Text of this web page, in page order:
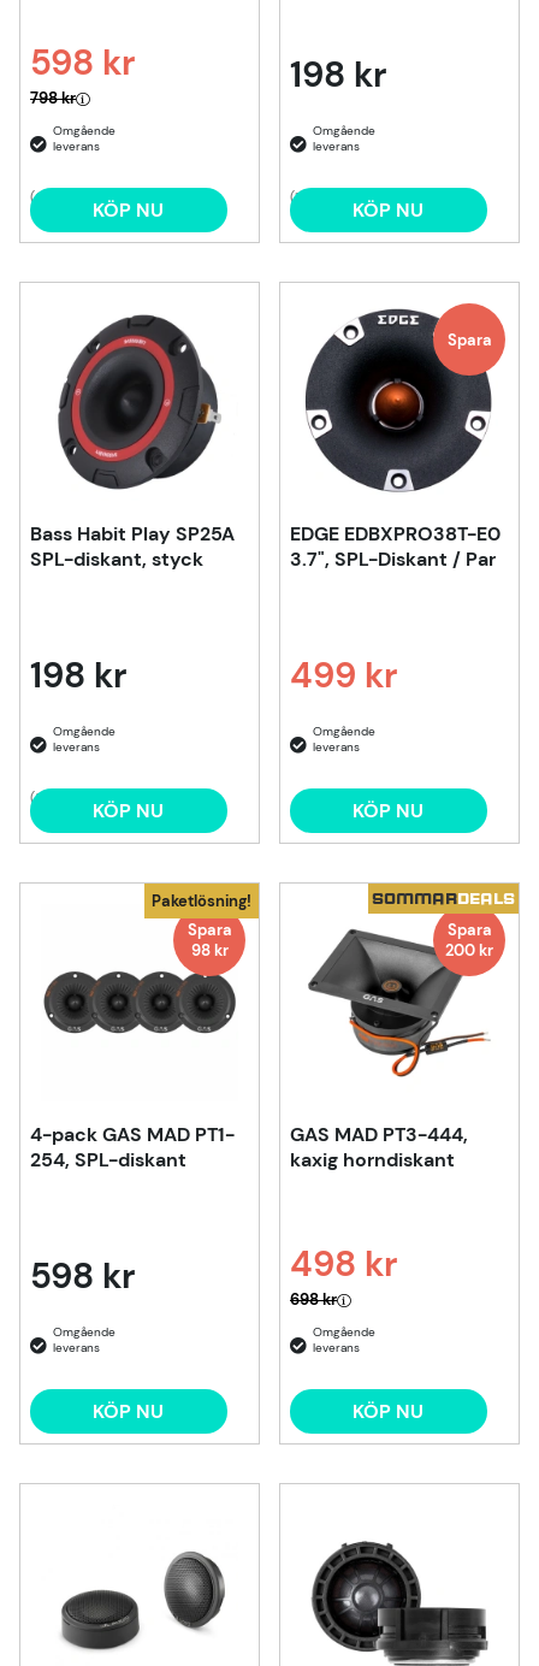
598 kr
Ordinarie pris:
798 kr
(6) KÖP NU
198 kr
(1) KÖP NU
Bass Habit Play SP25A
SPL-diskant, styck
198 kr
(5) KÖP NU
Spara
EDGE EDBXPRO38T-E0
3.7", SPL-Diskant / Par
499 kr
Ordinarie pris:
KÖP NU
Paketlösning!
Spara
98 kr
4-pack GAS MAD PT1-
254, SPL-diskant
598 kr
KÖP NU
SOMMARDEALS
Spara
200kr
GAS MAD PT3-444,
kaxig horndiskant
498 kr
Ordinarie pris:
698 kr
KÖP NU